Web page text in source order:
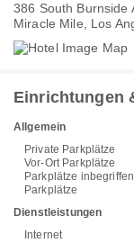
386 South Burnside
Miracle Mile, Los
Einrichtungen
Allgemein
Private Parkplätze
Vor-Ort Parkplätze
Parkplätze inbegriffen
Parkplätze
Dienstleistungen
Internet